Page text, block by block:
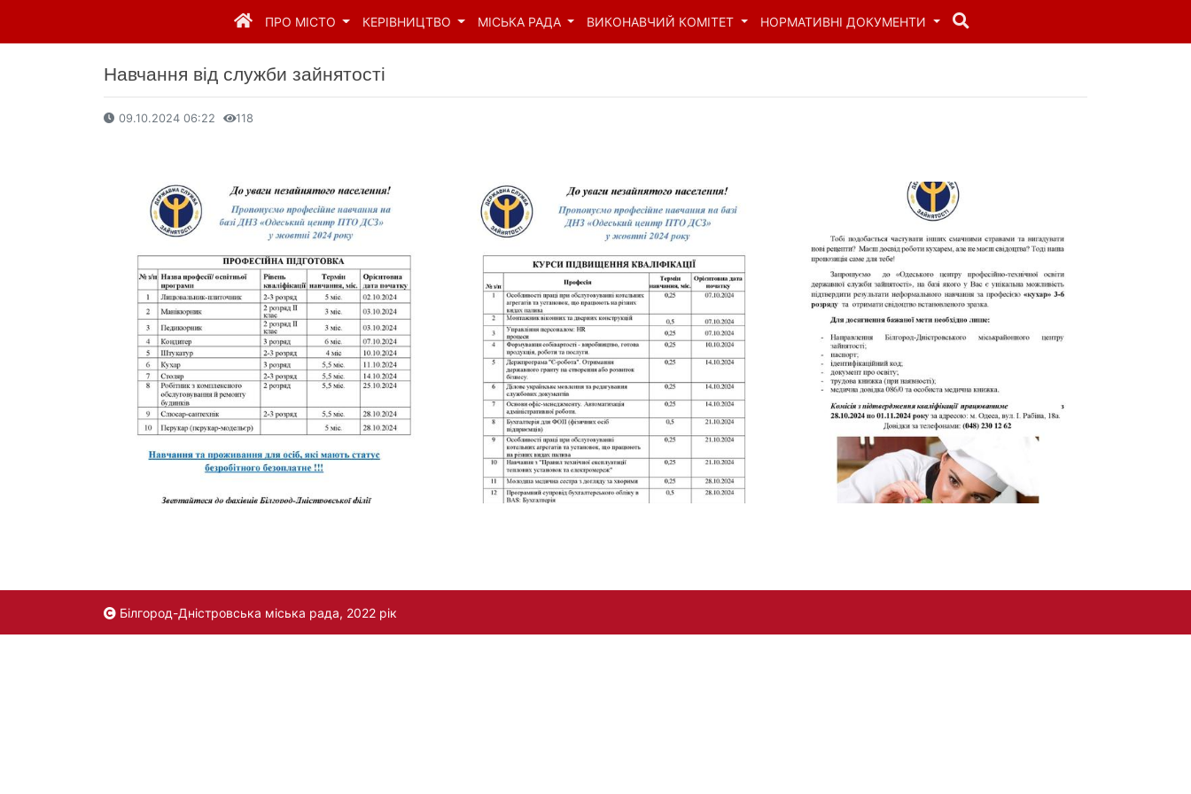
ПРО МІСТО КЕРІВНИЦТВО МІСЬКА РАДА ВИКОНАВЧИЙ КОМІТЕТ НОРМАТИВНІ ДОКУМЕНТИ
Навчання від служби зайнятості
09.10.2024 06:22 118
Білгород-Дністровська міська рада, 2022 рік